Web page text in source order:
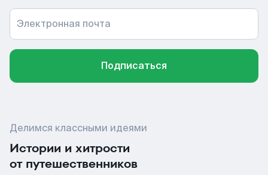
Электронная почта
Подписаться
Делимся классными идеями
Истории и хитрости
от путешественников